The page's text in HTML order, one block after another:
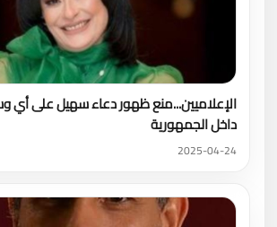
الإعلاميين...منع ظهور دعاء سهيل على أي
داخل الجمهورية
2025-04-24